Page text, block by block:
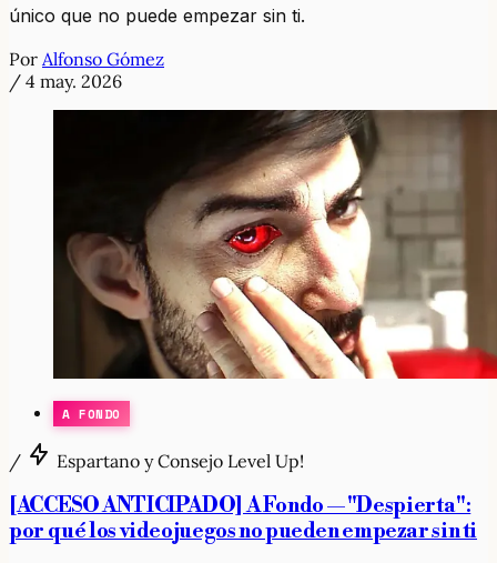
único que no puede empezar sin ti.
Por Alfonso Gómez
/ 4 may. 2026
A FONDO
/ Espartano y Consejo Level Up!
[ACCESO ANTICIPADO] A Fondo — "Despierta":
por qué los videojuegos no pueden empezar sin ti